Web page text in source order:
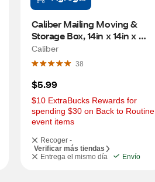
Caliber Mailing Moving &
Storage Box, 14in x 14in x
14in
Caliber
38
$5.99
$10 ExtraBucks Rewards for
spending $30 on Back to Routine
event items
Recoger -
Verificar más tiendas
Entrega el mismo día
Envío